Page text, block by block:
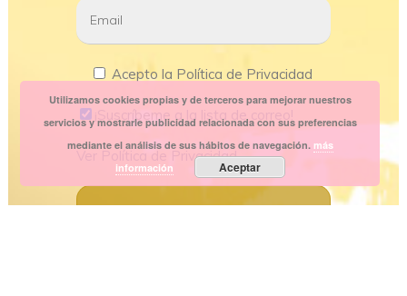
Acepto la Política de Privacidad
¡Suscríbeme a la lista de correo!
Política de Privacidad
Utilizamos cookies propias y de terceros para mejorar nuestros
servicios y mostrarle publicidad relacionada con sus preferencias
mediante el análisis de sus hábitos de navegación. más
información
Aceptar